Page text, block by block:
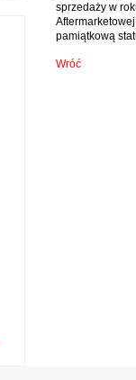
sprzedaży w
pamiątkową
Wróć